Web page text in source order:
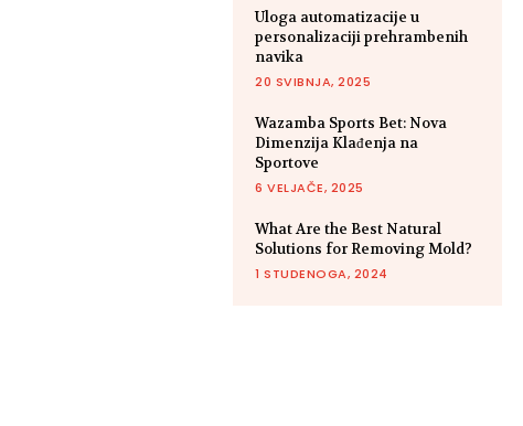
Uloga automatizacije u
personalizaciji prehrambenih
navika
20 SVIBNJA, 2025
Wazamba Sports Bet: Nova
Dimenzija Klađenja na
Sportove
6 VELJAČE, 2025
What Are the Best Natural
Solutions for Removing Mold?
1 STUDENOGA, 2024